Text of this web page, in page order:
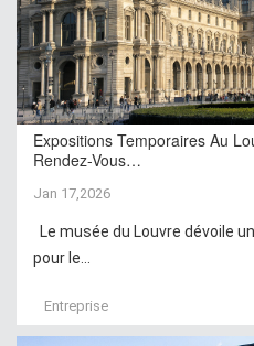
Expositions Temporaires Au
Rendez-Vous…
Jan 17,2026
Le musée du Louvre dévoile
pour le...
Entreprise